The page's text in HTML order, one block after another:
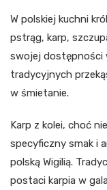
W polskiej kuchni
pstrąg, karp,
swojej dostępności
tradycyjnych
w śmietanie.
Karp z kolei, choć
specyficzny smak i
polską Wigilią.
postaci karpia w